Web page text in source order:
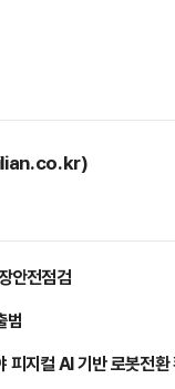
안전점검
범
지컬 AI 기반 로봇전환